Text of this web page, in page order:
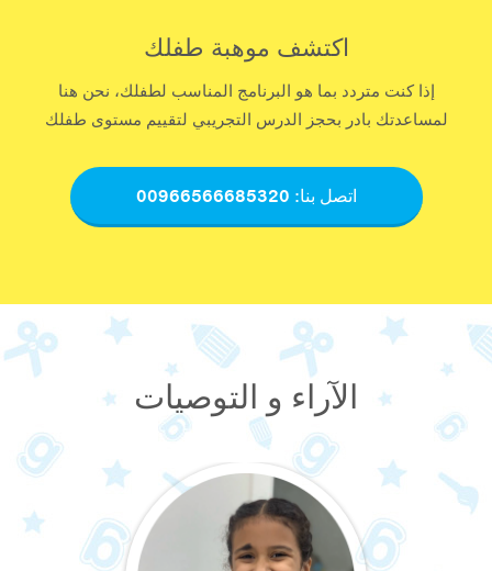
اكتشف موهبة طفلك
إذا كنت متردد بما هو البرنامج المناسب لطفلك، نحن هنا
لمساعدتك بادر بحجز الدرس التجريبي لتقييم مستوى طفلك
اتصل بنا:​ 00966566685320​
الآراء و التوصيات​